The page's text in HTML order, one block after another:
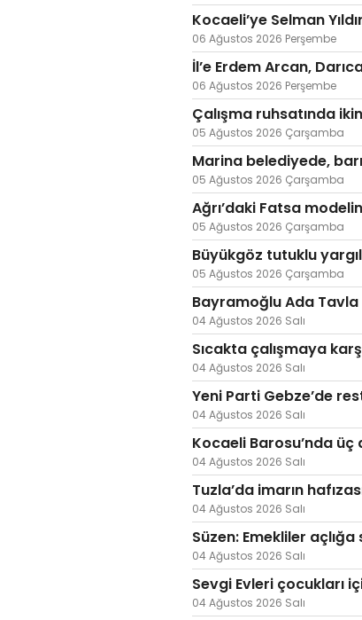
Kocaeli’ye Selman
06 Ağustos 2026 Perşembe
İl’e Erdem Arcan,
06 Ağustos 2026 Perşembe
Çalışma ruhsatında
05 Ağustos 2026 Çarşamba
Marina belediyede,
05 Ağustos 2026 Çarşamba
Ağrı’daki Fatsa
05 Ağustos 2026 Çarşamba
Büyükgöz tutuklu
05 Ağustos 2026 Çarşamba
Bayramoğlu Ada Tavla
04 Ağustos 2026 Salı
Sıcakta çalışmaya
04 Ağustos 2026 Salı
Yeni Parti Gebze’de
04 Ağustos 2026 Salı
Kocaeli Barosu’nda üç
04 Ağustos 2026 Salı
Tuzla’da imarın
04 Ağustos 2026 Salı
Süzen: Emekliler
04 Ağustos 2026 Salı
Sevgi Evleri çocukları
04 Ağustos 2026 Salı